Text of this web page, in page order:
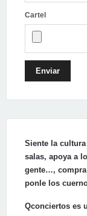
Cartel
Enviar
Siente la
salas, apoya a
gente…,
ponle los
Qconciertos es